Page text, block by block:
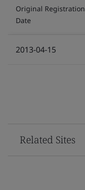
Original Registration
Date
2013-04-15
Related Sites